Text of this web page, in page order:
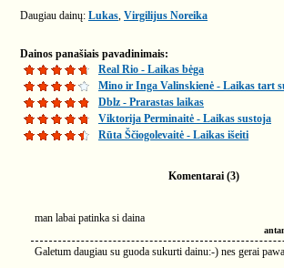
Daugiau dainų: Lukas, Virgilijus Noreika
Dainos panašiais pavadinimais:
Real Rio - Laikas bėga
Mino ir Inga Valinskienė - Laikas tart
Dblz - Prarastas laikas
Viktorija Perminaitė - Laikas sustoja
Rūta Ščiogolevaitė - Laikas išeiti
Komentarai (3)
man labai patinka si daina
Galetum daugiau su guoda sukurti dainu:-) nes gerai